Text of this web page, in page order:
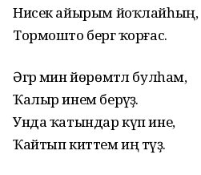
Нисек айырым йоҡлайһың,
Тормошто бергә ҡорғас.
Әгәр мин йөрөмтәл булһам,
Ҡалыр инем берәүҙә.
Унда ҡатындар күп ине,
Ҡайтып киттем иң тәүҙә.